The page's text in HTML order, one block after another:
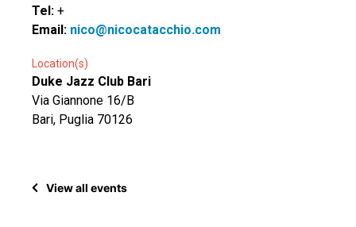
Tel: +
Email: nico@nicocatacchio.com
Location(s)
Duke Jazz Club Bari
Via Giannone 16/B
Bari, Puglia 70126
View all events